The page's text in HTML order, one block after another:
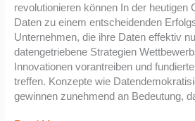
revolutionieren können In der heutigen
Daten zu einem entscheidenden
Unternehmen, die ihre Daten effektiv
datengetriebene Strategien
Innovationen vorantreiben und
treffen. Konzepte wie
gewinnen zunehmend an Bedeutung,